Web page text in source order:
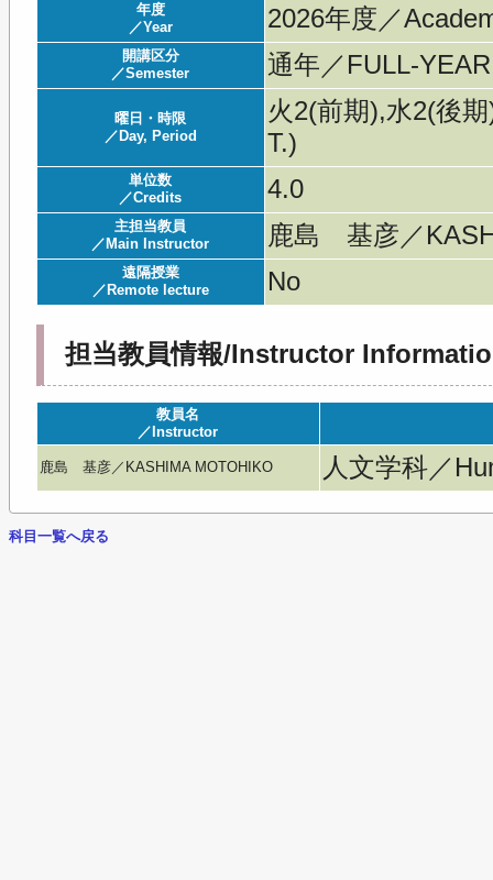
年度
／Year
2026年度／
開講区分
／Semester
通年／FULL-YEAR
曜日・時限
／Day, Period
火2(前期),水2(後
T.)
単位数
／Credits
4.0
主担当教員
／Main Instructor
鹿島 基彦／
遠隔授業
／Remote lecture
No
担当教員情報/Instructor
教員名
／Instructor
鹿島 基彦／KASHIMA MOTOHIKO 人文学科／
科目一覧へ戻る